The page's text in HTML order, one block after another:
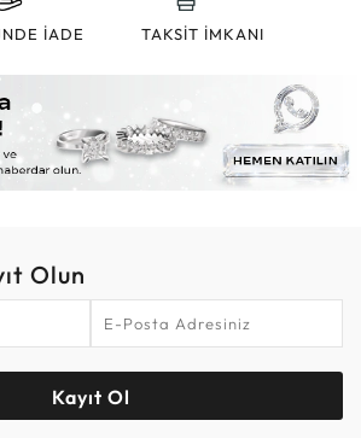
İADE TAKSİT İMKANI
Olun
Kayıt Ol